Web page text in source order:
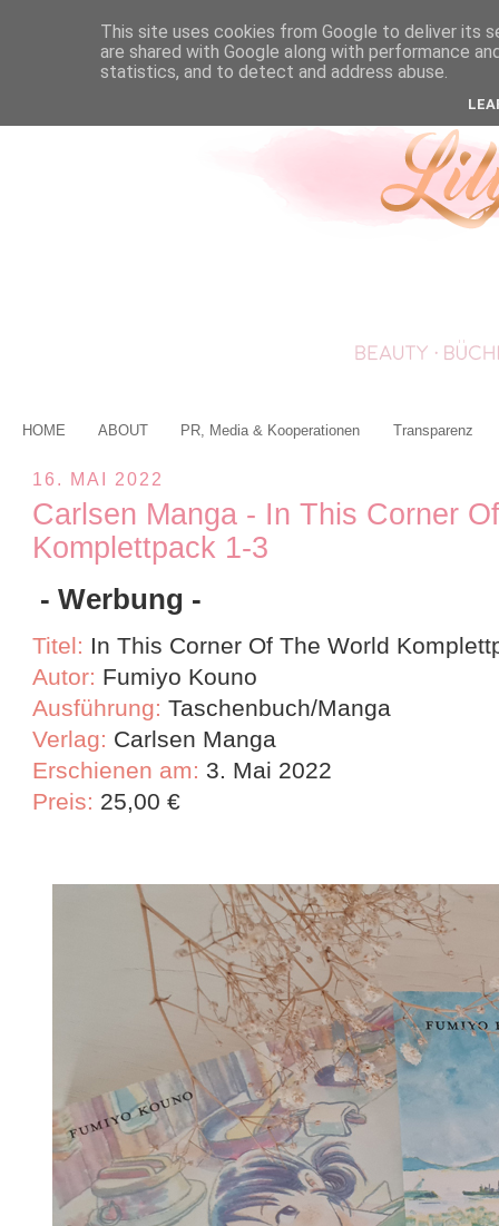
HOME ABOUT PR, Media & Kooperationen Transparenz
16. MAI 2022
Carlsen Manga - In This Corner
Komplettpack 1-3
- Werbung -
Titel: In This Corner Of The World
Autor: Fumiyo Kouno
Ausführung: Taschenbuch/Manga
Verlag: Carlsen Manga
Erschienen am: 3. Mai 2022
Preis: 25,00 €
This site uses cookies from Google to deliver its
are shared with Google along with performance
statistics, and to detect and address abuse.